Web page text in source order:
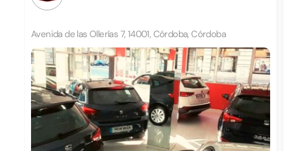
Avenida de las Ollerías 7, 14001, Córdoba, Córdoba